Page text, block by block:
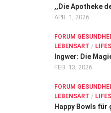
,,Die Apotheke
APR. 1, 2026
FORUM
LEBENSART /
Ingwer: Die
FEB. 13, 2026
FORUM
LEBENSART /
Happy Bowls für